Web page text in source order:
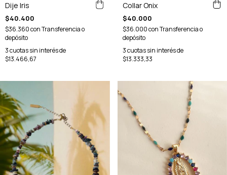
Dije Iris
$40.400
$36.360conTransferencia o
depósito
3cuotas sin interés de
$13.466,67
Collar Onix
$40.000
$36.000conTransferencia o
depósito
3cuotas sin interés de
$13.333,33